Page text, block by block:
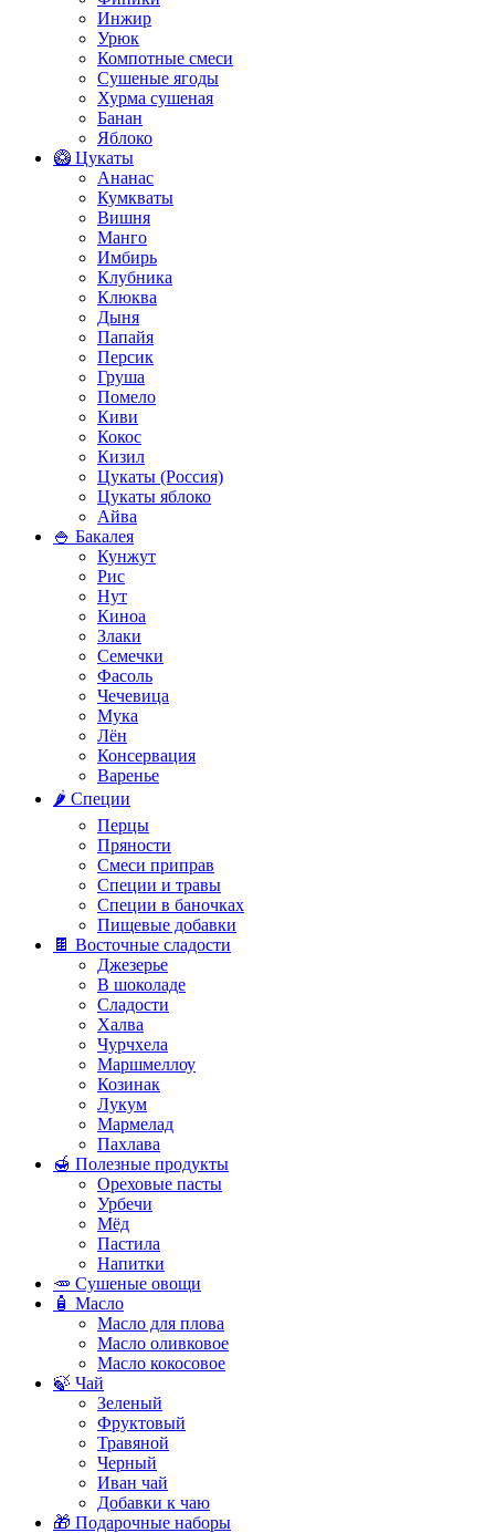
Инжир
Урюк
Компотные смеси
Сушеные ягоды
Хурма сушеная
Банан
Яблоко
🥝 Цукаты
Ананас
Кумкваты
Вишня
Манго
Имбирь
Клубника
Клюква
Дыня
Папайя
Персик
Груша
Помело
Киви
Кокос
Кизил
Цукаты (Россия)
Цукаты яблоко
Айва
🍚 Бакалея
Кунжут
Рис
Нут
Киноа
Злаки
Семечки
Фасоль
Чечевица
Мука
Лён
Консервация
Варенье
🌶️ Специи
Перцы
Пряности
Смеси приправ
Специи и травы
Специи в баночках
Пищевые добавки
🍫 Восточные сладости
Джезерье
В шоколаде
Сладости
Халва
Чурчхела
Маршмеллоу
Козинак
Лукум
Мармелад
Пахлава
🍯 Полезные продукты
Ореховые пасты
Урбечи
Мёд
Пастила
Напитки
🥕 Сушеные овощи
🧴 Масло
Масло для плова
Масло оливковое
Масло кокосовое
🍃 Чай
Зеленый
Фруктовый
Травяной
Черный
Иван чай
Добавки к чаю
🎁 Подарочные наборы